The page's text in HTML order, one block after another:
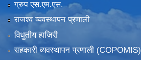
ग्रुप एस.एम.एस.
राजश्व व्यवस्थापन प्रणाली
विधुतीय हाजिरी
सहकारी व्यवस्थापन प्रणाली (COPOMIS)